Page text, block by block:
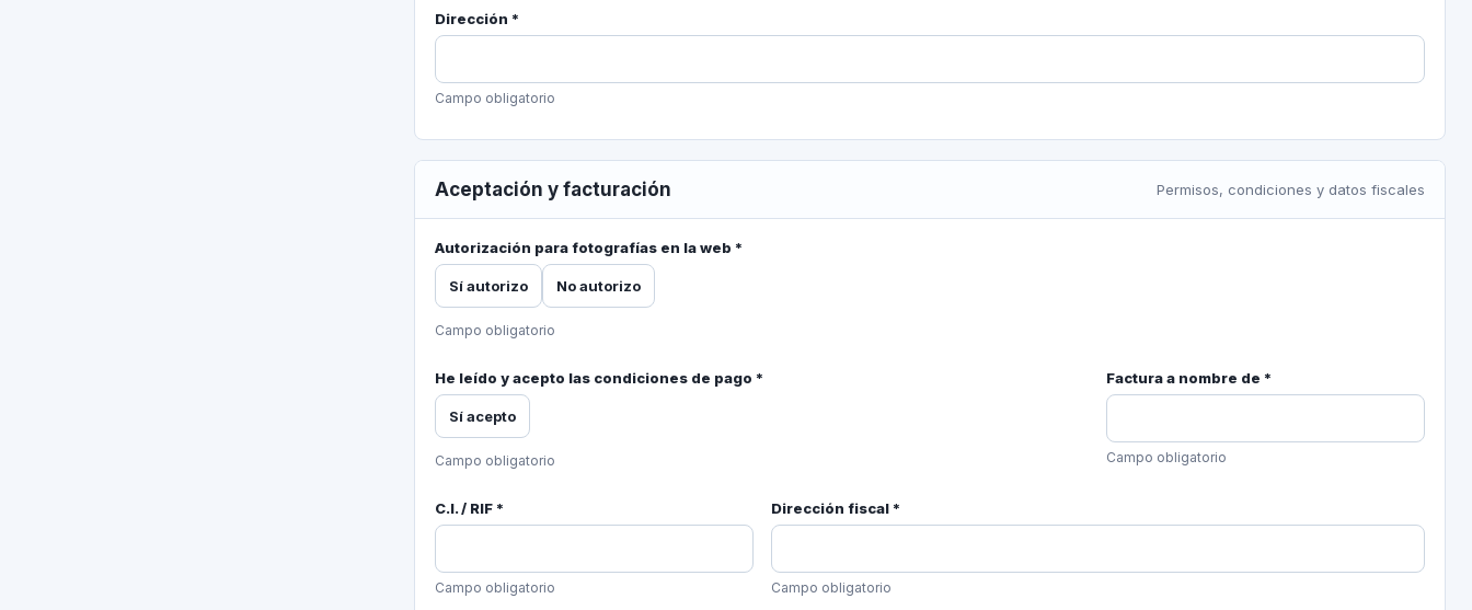
Dirección *
Campo obligatorio
Aceptación y facturación Permisos, condiciones y datos fiscales
Autorización para fotografías en la web *
Sí autorizo No autorizo
Campo obligatorio
He leído y acepto las condiciones de pago *
Sí acepto
Campo obligatorio
Factura a nombre de *
Campo obligatorio
C.I. / RIF *
Campo obligatorio
Dirección fiscal *
Campo obligatorio